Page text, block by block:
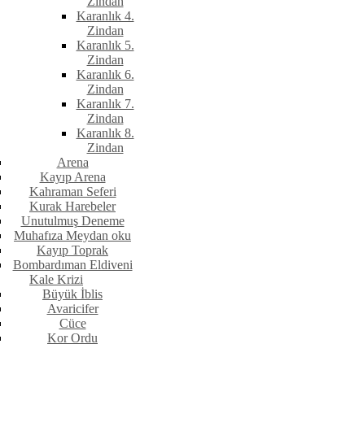
Karanlık 4.
Zindan
Karanlık 5.
Zindan
Karanlık 6.
Zindan
Karanlık 7.
Zindan
Karanlık 8.
Zindan
Arena
Kayıp Arena
Kahraman Seferi
Kurak Harebeler
Unutulmuş Deneme
Muhafıza Meydan oku
Kayıp Toprak
Bombardıman Eldiveni
Kale Krizi
Büyük İblis
Avaricifer
Cüce
Kor Ordu